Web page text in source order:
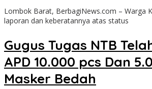
Lombok Barat, BerbagiNews.com – Warga
laporan dan keberatannya atas status
Gugus Tugas NTB
APD 10.000 pcs Dan
Masker Bedah